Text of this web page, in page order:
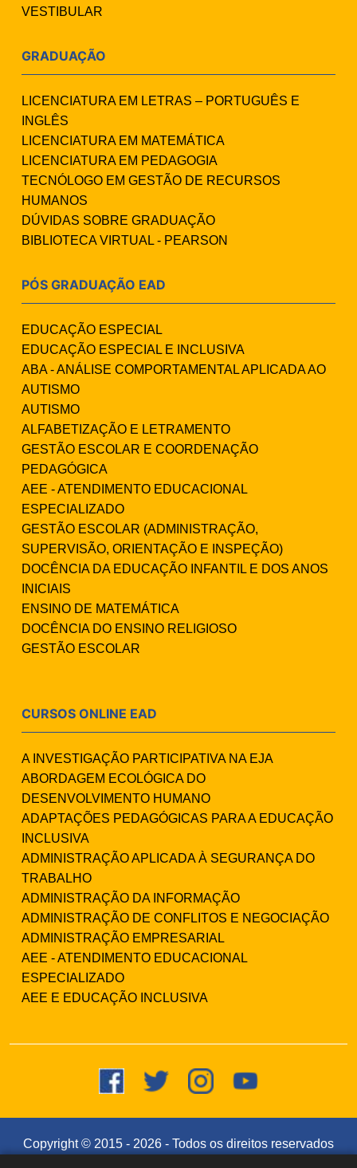
VESTIBULAR
GRADUAÇÃO
LICENCIATURA EM LETRAS – PORTUGUÊS E
INGLÊS
LICENCIATURA EM MATEMÁTICA
LICENCIATURA EM PEDAGOGIA
TECNÓLOGO EM GESTÃO DE RECURSOS
HUMANOS
DÚVIDAS SOBRE GRADUAÇÃO
BIBLIOTECA VIRTUAL - PEARSON
PÓS GRADUAÇÃO EAD
EDUCAÇÃO ESPECIAL
EDUCAÇÃO ESPECIAL E INCLUSIVA
ABA - ANÁLISE COMPORTAMENTAL APLICADA AO
AUTISMO
AUTISMO
ALFABETIZAÇÃO E LETRAMENTO
GESTÃO ESCOLAR E COORDENAÇÃO
PEDAGÓGICA
AEE - ATENDIMENTO EDUCACIONAL
ESPECIALIZADO
GESTÃO ESCOLAR (ADMINISTRAÇÃO,
SUPERVISÃO, ORIENTAÇÃO E INSPEÇÃO)
DOCÊNCIA DA EDUCAÇÃO INFANTIL E DOS ANOS
INICIAIS
ENSINO DE MATEMÁTICA
DOCÊNCIA DO ENSINO RELIGIOSO
GESTÃO ESCOLAR
CURSOS ONLINE EAD
A INVESTIGAÇÃO PARTICIPATIVA NA EJA
ABORDAGEM ECOLÓGICA DO
DESENVOLVIMENTO HUMANO
ADAPTAÇÕES PEDAGÓGICAS PARA A EDUCAÇÃO
INCLUSIVA
ADMINISTRAÇÃO APLICADA À SEGURANÇA DO
TRABALHO
ADMINISTRAÇÃO DA INFORMAÇÃO
ADMINISTRAÇÃO DE CONFLITOS E NEGOCIAÇÃO
ADMINISTRAÇÃO EMPRESARIAL
AEE - ATENDIMENTO EDUCACIONAL
ESPECIALIZADO
AEE E EDUCAÇÃO INCLUSIVA
Copyright © 2015 - 2026 - Todos os direitos reservados